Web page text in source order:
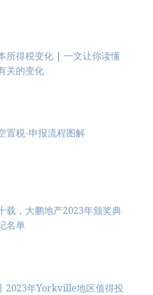
所得税变化 | 一文让你读懂
关的变化
置税-申报流程图解
载，大鹏地产2023年颁奖典
名单
2023年Yorkville地区值得投